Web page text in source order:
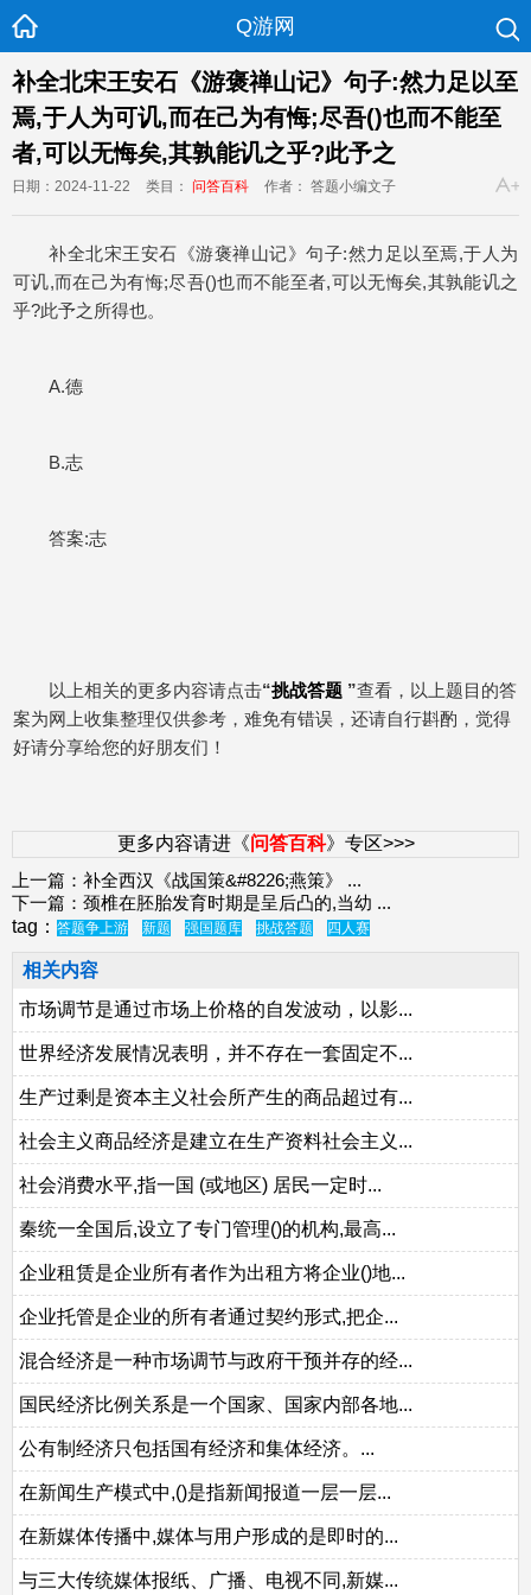
Q游网
补全北宋王安石《游褒禅山记》句子:然力足以至
焉,于人为可讥,而在己为有悔;尽吾()也而不能至
者,可以无悔矣,其孰能讥之乎?此予之
日期：2024-11-22 类目： 问答百科 作者： 答题小编文子
补全北宋王安石《游褒禅山记》句子:然力足以至焉,于人为
可讥,而在己为有悔;尽吾()也而不能至者,可以无悔矣,其孰能讥之
乎?此予之所得也。
A.德
B.志
答案:志
以上相关的更多内容请点击“挑战答题 ”查看，以上题目的答
案为网上收集整理仅供参考，难免有错误，还请自行斟酌，觉得
好请分享给您的好朋友们！
更多内容请进《问答百科》专区>>>
上一篇： 补全西汉《战国策&#8226;燕策》
...
下一篇： 颈椎在胚胎发育时期是呈后凸的,当幼 ...
tag： 答题争上游 新题 强国题库 挑战答题 四人赛
相关内容
市场调节是通过市场上价格的自发波动，以影...
世界经济发展情况表明，并不存在一套固定不...
生产过剩是资本主义社会所产生的商品超过有...
社会主义商品经济是建立在生产资料社会主义...
社会消费水平,指一国 (或地区) 居民一定时...
秦统一全国后,设立了专门管理()的机构,最高...
企业租赁是企业所有者作为出租方将企业()地...
企业托管是企业的所有者通过契约形式,把企...
混合经济是一种市场调节与政府干预并存的经...
国民经济比例关系是一个国家、国家内部各地...
公有制经济只包括国有经济和集体经济。...
在新闻生产模式中,()是指新闻报道一层一层...
在新媒体传播中,媒体与用户形成的是即时的...
与三大传统媒体报纸、广播、电视不同,新媒...